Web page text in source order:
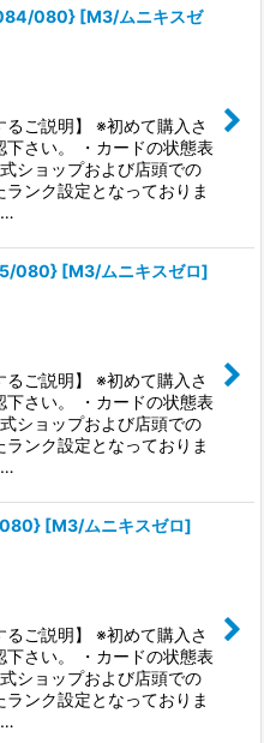
080} [M3/ムニキスゼ
るご説明】 ※初めて購入さ
下さい。 ・カードの状態表
ショップおよび店頭での
ンク設定となっておりま
…
080} [M3/ムニキスゼロ]
るご説明】 ※初めて購入さ
下さい。 ・カードの状態表
ショップおよび店頭での
ンク設定となっておりま
…
[M3/ムニキスゼロ]
るご説明】 ※初めて購入さ
下さい。 ・カードの状態表
ショップおよび店頭での
ンク設定となっておりま
…